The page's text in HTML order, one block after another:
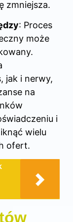
zmniejsza.
: Proces
może
jak i nerwy,
na
i
wielu
ofert.